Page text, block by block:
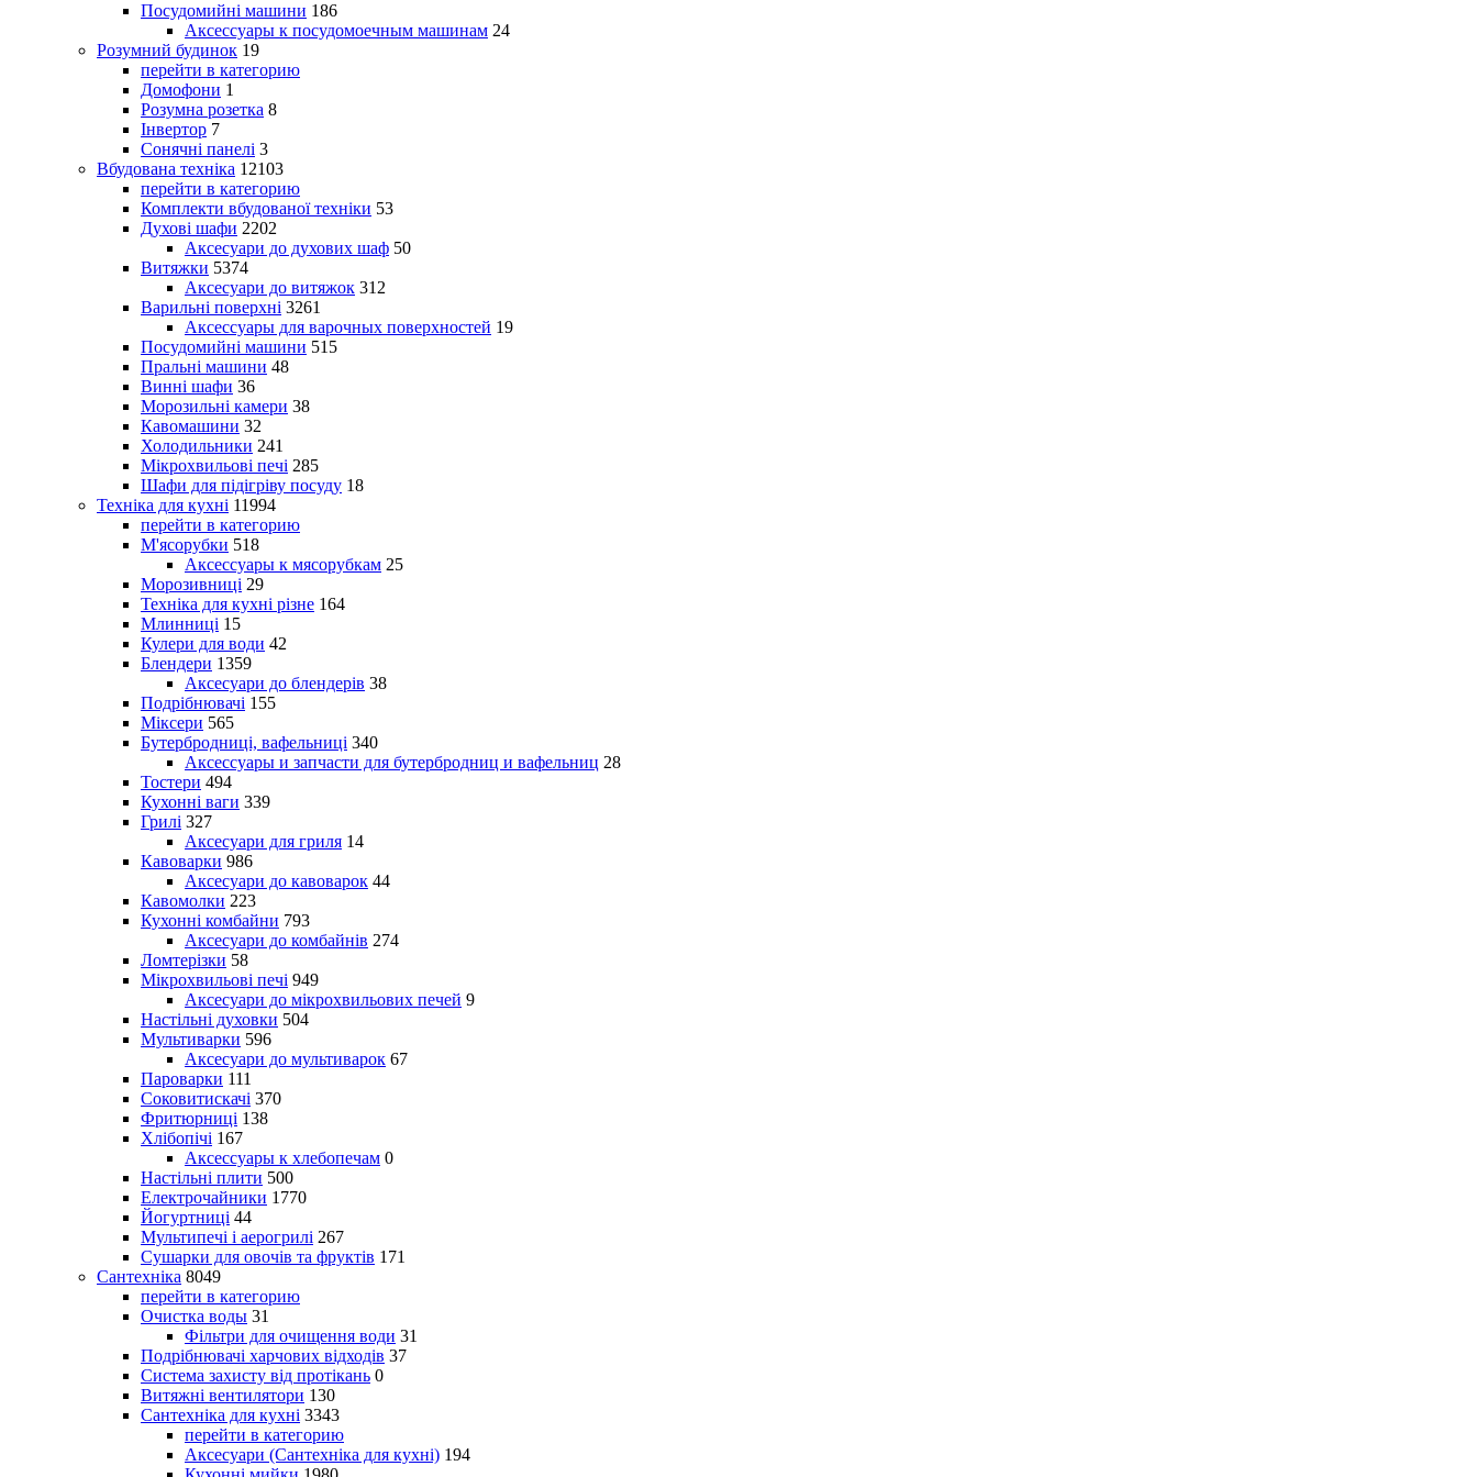
Посудомийні машини 186
Аксессуары к посудомоечным машинам 24
Розумний будинок 19
перейти в категорию
Домофони 1
Розумна розетка 8
Інвертор 7
Сонячні панелі 3
Вбудована техніка 12103
перейти в категорию
Комплекти вбудованої техніки 53
Духові шафи 2202
Аксесуари до духових шаф 50
Витяжки 5374
Аксесуари до витяжок 312
Варильні поверхні 3261
Аксессуары для варочных поверхностей 19
Посудомийні машини 515
Пральні машини 48
Винні шафи 36
Морозильні камери 38
Кавомашини 32
Холодильники 241
Мікрохвильові печі 285
Шафи для підігріву посуду 18
Техніка для кухні 11994
перейти в категорию
М'ясорубки 518
Аксессуары к мясорубкам 25
Морозивниці 29
Техніка для кухні різне 164
Млинниці 15
Кулери для води 42
Блендери 1359
Аксесуари до блендерів 38
Подрібнювачі 155
Міксери 565
Бутербродниці, вафельниці 340
Аксессуары и запчасти для бутербродниц и вафельниц 28
Тостери 494
Кухонні ваги 339
Грилі 327
Аксесуари для гриля 14
Кавоварки 986
Аксесуари до кавоварок 44
Кавомолки 223
Кухонні комбайни 793
Аксесуари до комбайнів 274
Ломтерізки 58
Мікрохвильові печі 949
Аксесуари до мікрохвильових печей 9
Настільні духовки 504
Мультиварки 596
Аксесуари до мультиварок 67
Пароварки 111
Соковитискачі 370
Фритюрниці 138
Хлібопічі 167
Аксессуары к хлебопечам 0
Настільні плити 500
Електрочайники 1770
Йогуртниці 44
Мультипечі і аерогрилі 267
Сушарки для овочів та фруктів 171
Сантехніка 8049
перейти в категорию
Очистка воды 31
Фільтри для очищення води 31
Подрібнювачі харчових відходів 37
Система захисту від протікань 0
Витяжні вентилятори 130
Сантехніка для кухні 3343
перейти в категорию
Аксесуари (Сантехніка для кухні) 194